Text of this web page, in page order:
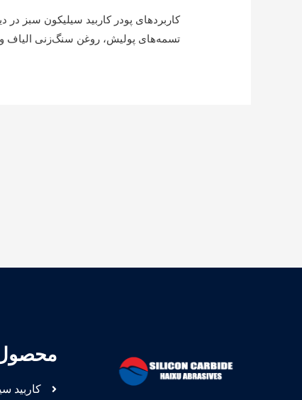
کاربردهای پودر کاربید سیلیکون سبز
تسمه‌های پولیش، روغن سنگ‌زنی
کاربید